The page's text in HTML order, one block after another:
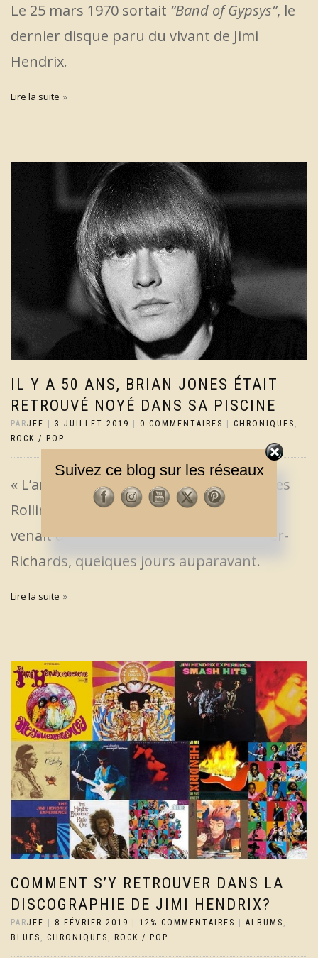
Le 25 mars 1970 sortait “Band of Gypsys”, le
dernier disque paru du vivant de Jimi
Hendrix.
Lire la suite
IL Y A 50 ANS, BRIAN JONES ÉTAIT
RETROUVÉ NOYÉ DANS SA PISCINE
PARJEF | 3 JUILLET 2019 | 0 COMMENTAIRES | CHRONIQUES
ROCK / POP
« L’ange Blond », fondateur du groupe les
Rolling Stones (et leader à ses débuts),
venait d’être évincé par le tandem Jagger-
Richards, quelques jours auparavant.
Lire la suite
COMMENT S’Y RETROUVER DANS LA
DISCOGRAPHIE DE JIMI HENDRIX?
PARJEF 8 FÉVRIER 2019 12% COMMENTAIRES ALBUMS ,
BLUES , CHRONIQUES , ROCK / POP
Suivez ce blog sur les réseaux